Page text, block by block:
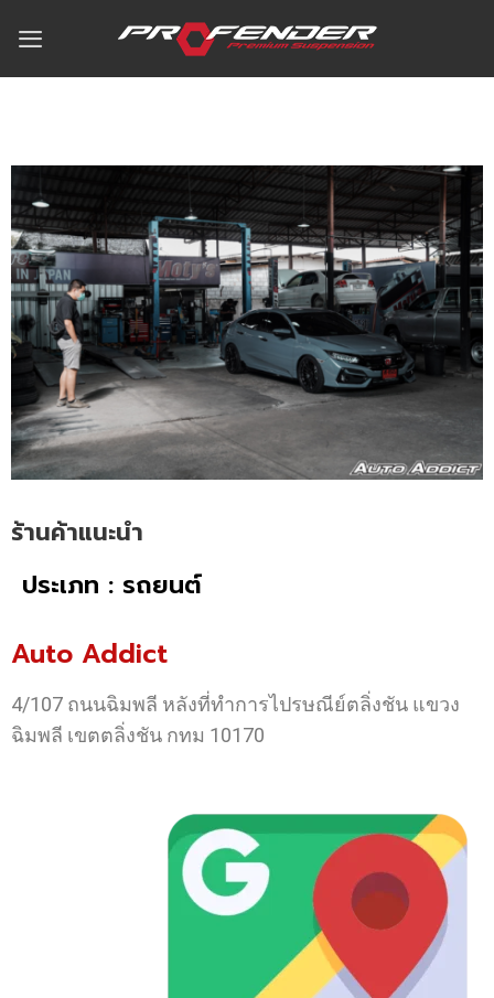
ร้านค้าแนะนำ
ประเภท : รถยนต์
Auto Addict
4/107 ถนนฉิมพลี หลังที่ทำการไปรษณีย์ตลิ่งชัน แขวง
ฉิมพลี เขตตลิ่งชัน กทม 10170